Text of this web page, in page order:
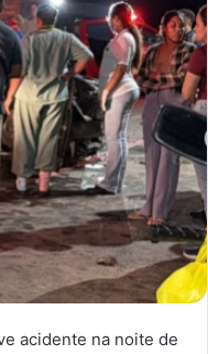
acidente na noite de